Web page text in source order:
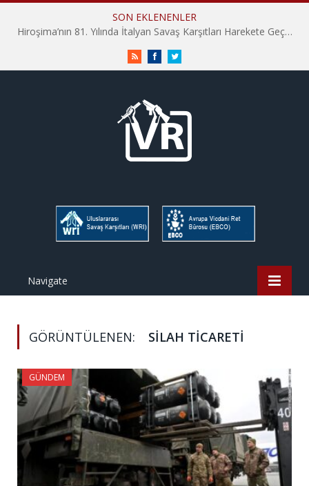
SON EKLENENLER
Hiroşima’nın 81. Yılında İtalyan Savaş Karşıtları Harekete Geçti: “Hatırlamak yeterli değil”
RSS FacebookTwitter
Navigate
GÖRÜNTÜLENEN: SILAH TICARETI
GÜNDEM